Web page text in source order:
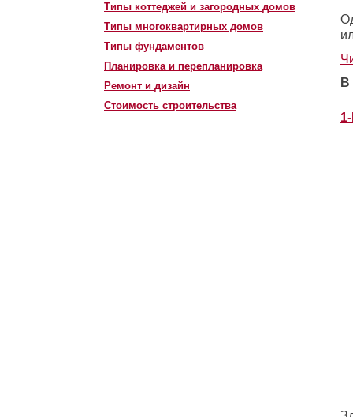
Типы коттеджей и загородных домов
Типы многоквартирных домов
Типы фундаментов
Планировка и перепланировка
Ремонт и дизайн
Стоимость строительства
В